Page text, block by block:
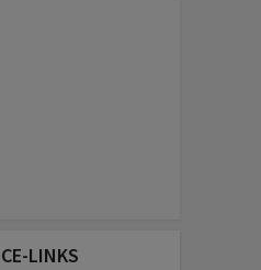
LINKS